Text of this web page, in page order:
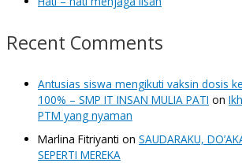
Recent Comments
Antusias siswa mengikuti vaksin dosis
100% – SMP IT INSAN MULIA PATI on
PTM yang nyaman
Marlina Fitriyanti on SAUDARAKU,
SEPERTI MEREKA